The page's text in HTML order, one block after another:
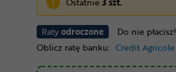
Ratyodroczone
Do nie płacisz!
Oblicz ratę banku: Credit Agricole